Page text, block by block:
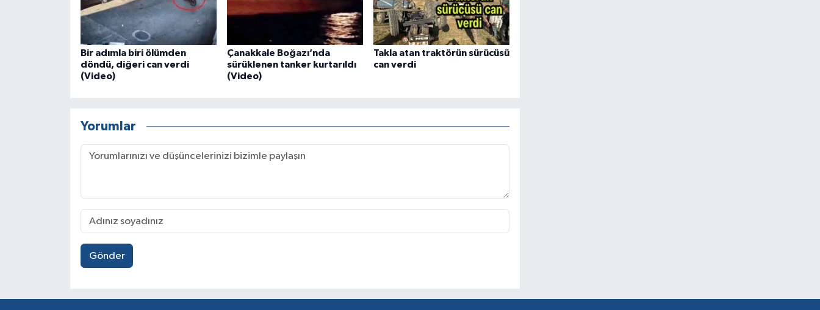
Bir adımla biri ölümden
döndü, diğeri can verdi
(Video)
Çanakkale Boğazı’nda
sürüklenen tanker kurtarıldı
(Video)
Takla atan traktörün sürücüsü
can verdi
Yorumlar
Gönder